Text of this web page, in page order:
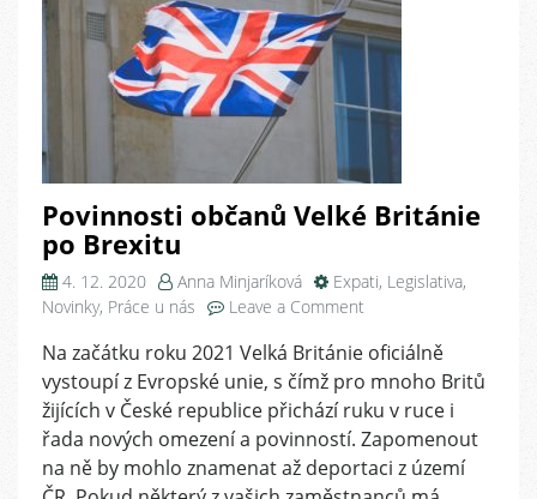
Povinnosti občanů Velké Británie
po Brexitu
4. 12. 2020 Anna Minjaríková Expati, Legislativa,
Novinky, Práce u nás Leave a Comment
občanů
Velké
Británie
po
Brexitu
Na začátku roku 2021 Velká Británie oficiálně
vystoupí z Evropské unie, s čímž pro mnoho Britů
žijících v České republice přichází ruku v ruce i
řada nových omezení a povinností. Zapomenout
na ně by mohlo znamenat až deportaci z území